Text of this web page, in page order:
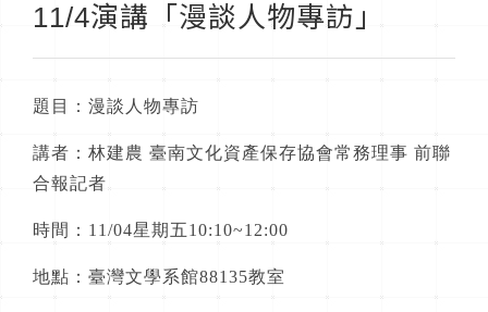
11/4演講「漫談人物專訪」
題目：漫談人物專訪
講者：林建農 臺南文化資產保存協會常務理事 前聯
合報記者
時間：11/04星期五10:10~12:00
地點：臺灣文學系館88135教室